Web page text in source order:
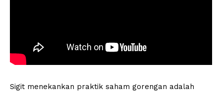
Sigit menekankan praktik saham gorengan adalah